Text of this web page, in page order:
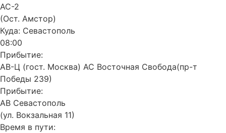
АС-2
(Ост. Амстор)
Куда: Севастополь
08:00
Прибытие:
АВ-Ц (гост. Москва) АС Восточная Свобода(пр-т
Победы 239)
Прибытие:
АВ Севастополь
(ул. Вокзальная 11)
Время в пути: